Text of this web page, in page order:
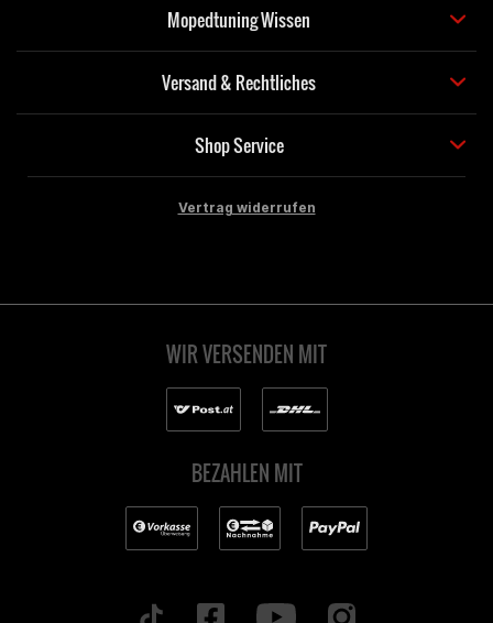
Mopedtuning Wissen
Versand & Rechtliches
Shop Service
Vertrag widerrufen
WIR VERSENDEN MIT
BEZAHLEN MIT